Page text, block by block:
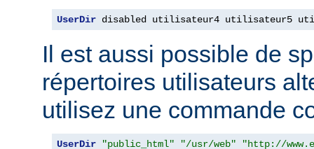
UserDir disabled utilisateur4 utilisateur5
Il est aussi possible de
répertoires utilisateurs
utilisez une commande
UserDir "public_html" "/usr/web" "http://